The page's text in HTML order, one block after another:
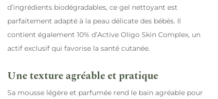
d’ingrédients biodégradables, ce gel nettoyant est
parfaitement adapté à la peau délicate des bébés. Il
contient également 10% d’Active Oligo Skin Complex, un
actif exclusif qui favorise la santé cutanée.
Une texture agréable et pratique
Sa mousse légère et parfumée rend le bain agréable pour